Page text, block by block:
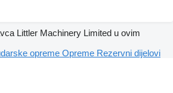
Littler Machinery Limited u ovim
opreme Opreme Rezervni dijelovi